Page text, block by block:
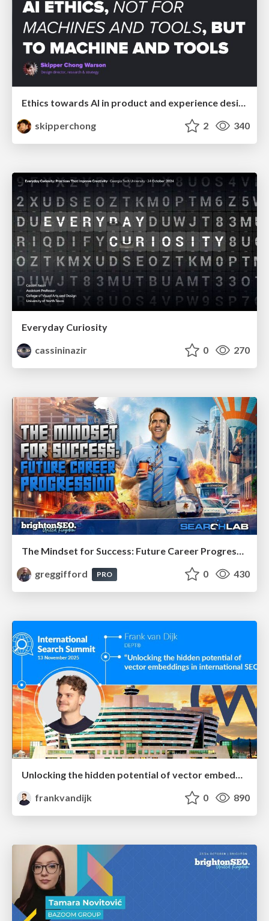
Ethics towards AI in product and experience design
skipperchong
2 340
Everyday Curiosity
cassininazir
0 270
The Mindset for Success: Future Career Progression
greggifford
PRO 0 430
Unlocking the hidden potential of vector embeddings in international SEO
frankvandijk
0 890